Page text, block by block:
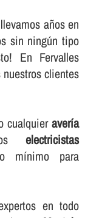
años en
sin ningún tipo
En Fervalles
clientes
cualquieraverí­a
electricistas
mí­nimo para
en todo